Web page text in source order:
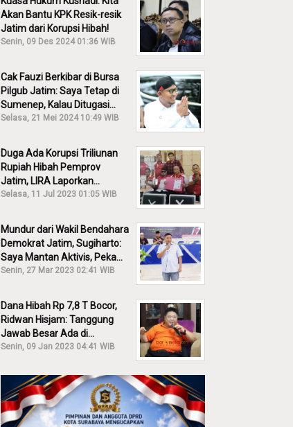
Akan Bantu KPK Resik-resik
Jatim dari Korupsi Hibah!
Senin, 09 Des 2024 01:36 WIB
Cak Fauzi Berkibar di Bursa
Pilgub Jatim: Saya Tetap di
Sumenep, Kalau Ditugasi
Partai Lain Cerita!
Selasa, 21 Mei 2024 10:49 WIB
Duga Ada Korupsi Triliunan
Rupiah Hibah Pemprov
Jatim, LIRA Laporkan
Khofifah ke KPK: Dia Harus
Selasa, 11 Jul 2023 01:05 WIB
Mundur dari Wakil Bendahara
Demokrat Jatim, Sugiharto:
Saya Mantan Aktivis, Peka
Sekali Kalau Ada yang
Senin, 27 Mar 2023 02:41 WIB
Dana Hibah Rp 7,8 T Bocor,
Ridwan Hisjam: Tanggung
Jawab Besar Ada di
Pemprov, Bukan DPRD Jatim!
Senin, 09 Jan 2023 04:41 WIB